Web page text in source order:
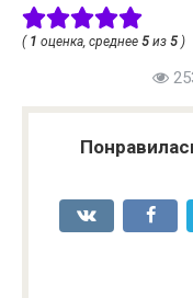
( 1 оценка, среднее 5 из 5 )